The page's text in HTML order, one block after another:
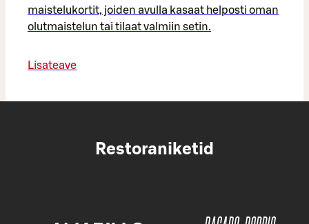
maistelukortit, joiden avulla kasaat helposti oman
olutmaistelun tai tilaat valmiin setin.
Lisateave
Restoraniketid